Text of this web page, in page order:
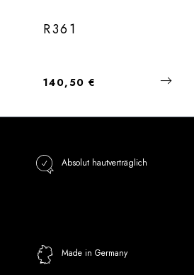
R361
Regulärer Preis:
140,50 €
Absolut hautverträglich
Made in Germany